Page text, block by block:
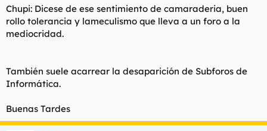
Chupi: Dicese de ese sentimiento de camaraderia, buen
rollo tolerancia y lameculismo que lleva a un foro a la
mediocridad.
También suele acarrear la desaparición de Subforos de
Informática.
Buenas Tardes